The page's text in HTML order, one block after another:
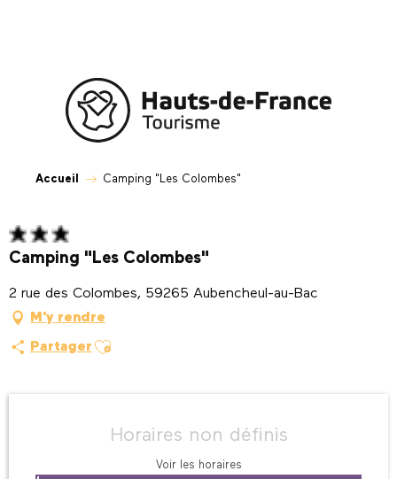
Accueil Camping "Les Colombes"
Camping "Les Colombes"
2 rue des Colombes, 59265 Aubencheul-au-Bac
M'y rendre
Partager Ajouter aux favoris
Horaires non définis
Voir les horaires